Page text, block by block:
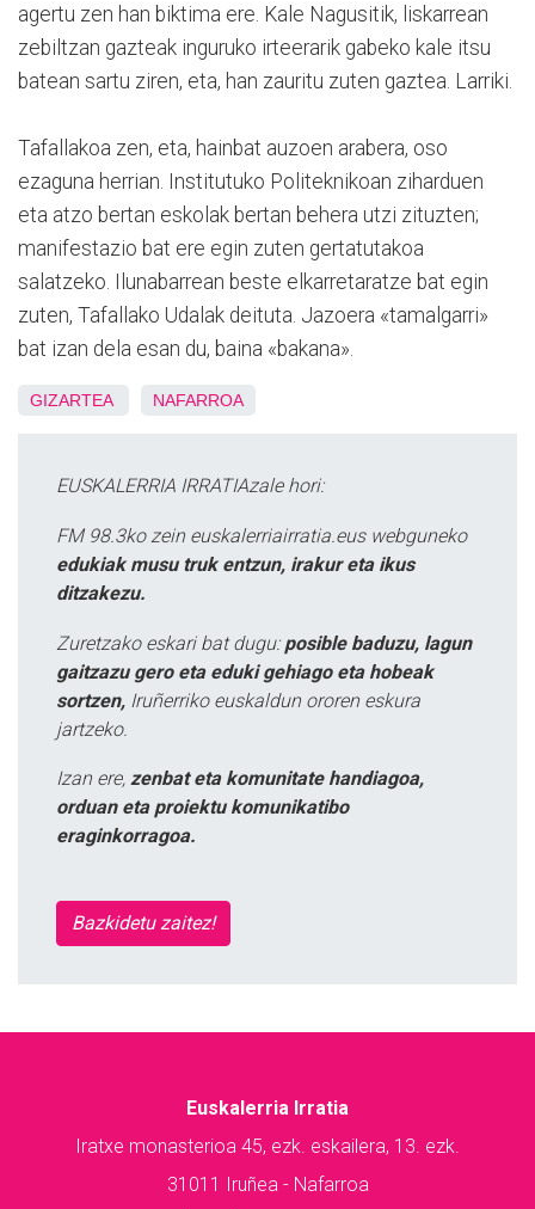
agertu zen han biktima ere. Kale Nagusitik, liskarrean
zebiltzan gazteak inguruko irteerarik gabeko kale itsu
batean sartu ziren, eta, han zauritu zuten gaztea. Larriki.
Tafallakoa zen, eta, hainbat auzoen arabera, oso
ezaguna herrian. Institutuko Politeknikoan ziharduen
eta atzo bertan eskolak bertan behera utzi zituzten;
manifestazio bat ere egin zuten gertatutakoa
salatzeko. Ilunabarrean beste elkarretaratze bat egin
zuten, Tafallako Udalak deituta. Jazoera «tamalgarri»
bat izan dela esan du, baina «bakana».
GIZARTEA NAFARROA
EUSKALERRIA IRRATIAzale hori:
FM 98.3ko zein euskalerriairratia.eus webguneko
edukiak musu truk entzun, irakur eta ikus
ditzakezu.
Zuretzako eskari bat dugu: posible baduzu, lagun
gaitzazu gero eta eduki gehiago eta hobeak
sortzen, Iruñerriko euskaldun ororen eskura
jartzeko.
Izan ere, zenbat eta komunitate handiagoa,
orduan eta proiektu komunikatibo
eraginkorragoa.
Bazkidetu zaitez!
Euskalerria Irratia
Iratxe monasterioa 45, ezk. eskailera, 13. ezk.
31011 Iruñea - Nafarroa